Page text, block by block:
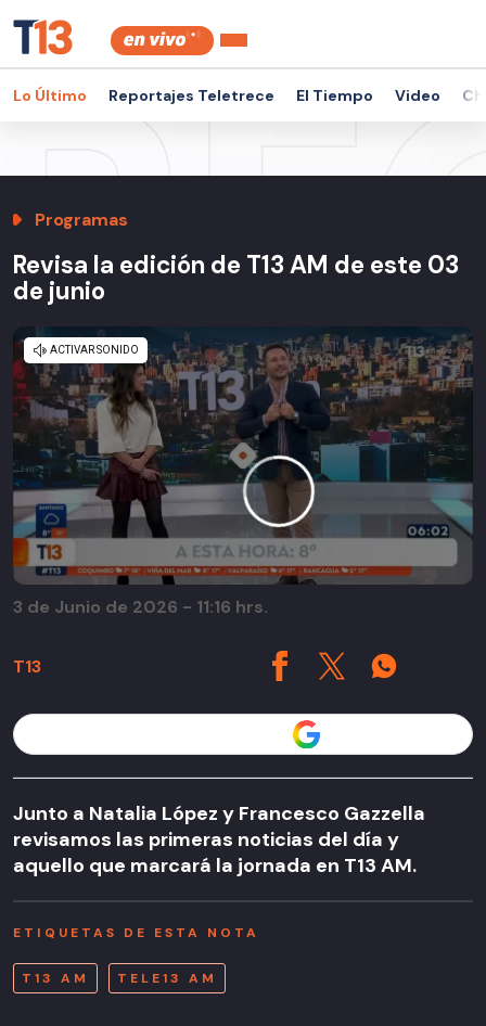
Lo Último Reportajes Teletrece El Tiempo Video
Programas
Revisa la edición de T13 AM de este 03
de junio
T13
3 de Junio de 2026 - 11:16 hrs.
Junto a Natalia López y Francesco Gazzella
revisamos las primeras noticias del día y
aquello que marcará la jornada en T13 AM.
ETIQUETAS DE ESTA NOTA
T13 AM TELE13 AM